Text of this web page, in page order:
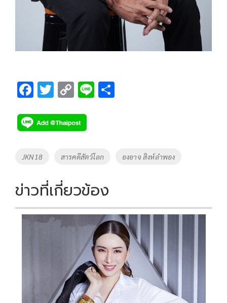
F
e
b
o
k
T
tt
er
C
p
y
Li
k
Li
Tags
JKN18 สารคดีสัตว์โลก องอาจ สิงห์ลำพอง
ข่าวที่เกี่ยวข้อง